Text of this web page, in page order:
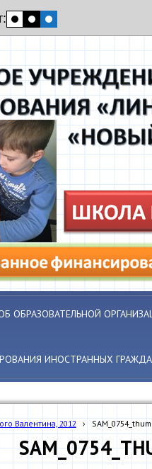
ОБРАЗОВАТЕЛЬНОЙ
ИНОСТРАННЫХ
Валентина, 2012 ›